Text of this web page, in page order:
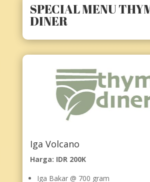
SPECIAL MENU
DINER
Iga Volcano
Harga: IDR 200K
Iga Bakar @ 700 gram